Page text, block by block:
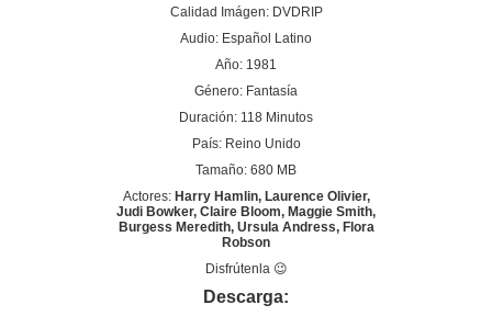
Calidad Imágen: DVDRIP
Audio: Español Latino
Año: 1981
Género: Fantasía
Duración: 118 Minutos
País: Reino Unido
Tamaño: 680 MB
Actores: Harry Hamlin, Laurence Olivier,
Judi Bowker, Claire Bloom, Maggie Smith,
Burgess Meredith, Ursula Andress, Flora
Robson
Disfrútenla 😉
Descarga: